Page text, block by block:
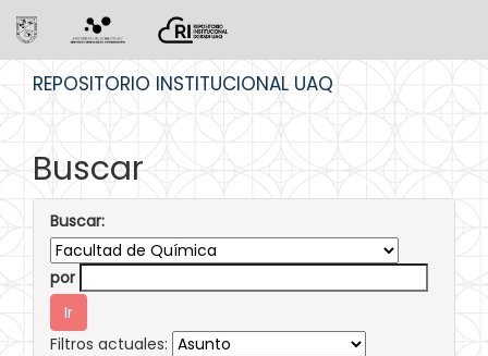
REPOSITORIO INSTITUCIONAL UAQ
Buscar
Buscar:
por
Filtros actuales: